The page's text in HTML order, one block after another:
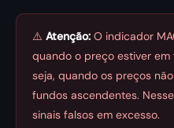
⚠️ Atenção: O indicador
quando o preço estiver em
seja, quando os preços
fundos ascendentes.
sinais falsos em excesso.